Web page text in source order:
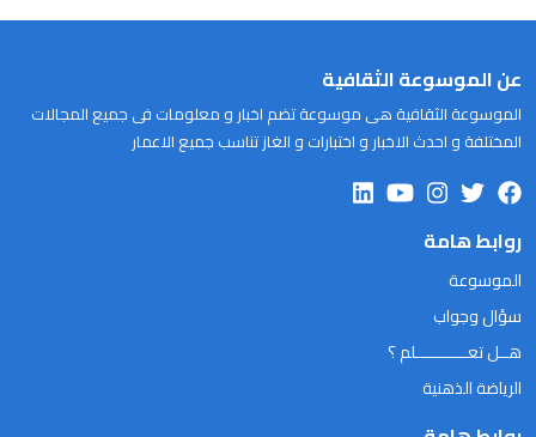
عن الموسوعة الثقافية
الموسوعة الثقافية هى موسوعة تضم اخبار و معلومات فى جميع المجالات
المختلفة و احدث الاخبار و اختبارات و الغاز تناسب جميع الاعمار
روابط هامة
الموسوعة
سؤال وجواب
هــل تعـــــــــــلم ؟
الرياضة الذهنية